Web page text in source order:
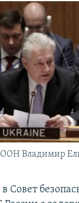
НА РАССЫЛКУ
РС
Владимир
Совет